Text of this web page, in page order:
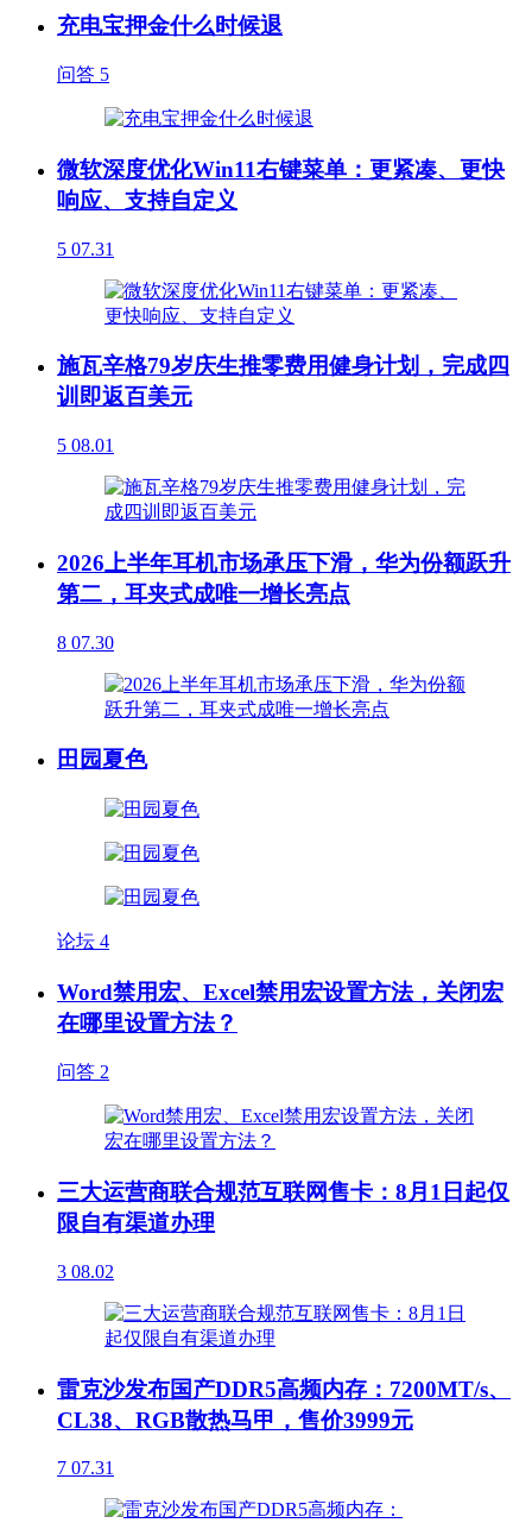
充电宝押金什么时候退
问答 5
微软深度优化Win11右键菜单：更紧凑、更快
响应、支持自定义
5 07.31
施瓦辛格79岁庆生推零费用健身计划，完成四
训即返百美元
5 08.01
2026上半年耳机市场承压下滑，华为份额跃升
第二，耳夹式成唯一增长亮点
8 07.30
田园夏色
论坛 4
Word禁用宏、Excel禁用宏设置方法，关闭宏
在哪里设置方法？
问答 2
三大运营商联合规范互联网售卡：8月1日起仅
限自有渠道办理
3 08.02
雷克沙发布国产DDR5高频内存：7200MT/s、
CL38、RGB散热马甲，售价3999元
7 07.31